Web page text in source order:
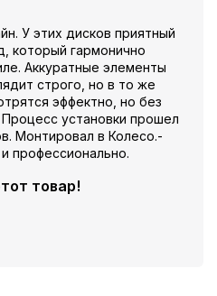
У этих дисков приятный
который гармонично
Аккуратные элементы
строго, но в то же
эффектно, но без
установки прошел
Монтировал в Колесо.-
профессионально.
товар!